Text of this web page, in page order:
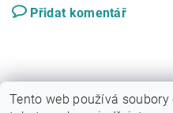
Přidat komentář
Tento web používá